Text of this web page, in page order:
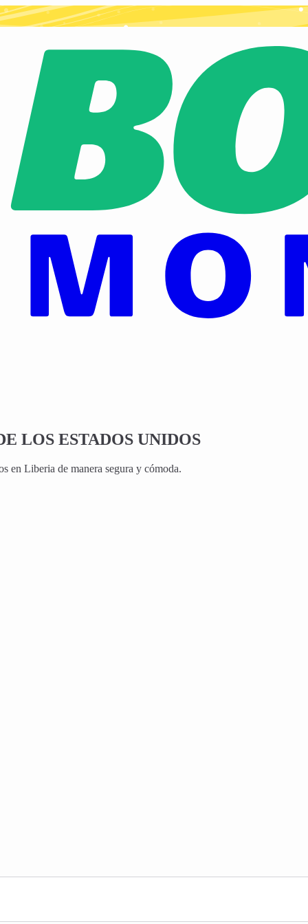
LOS ESTADOS UNIDOS
en Liberia de manera segura y cómoda.